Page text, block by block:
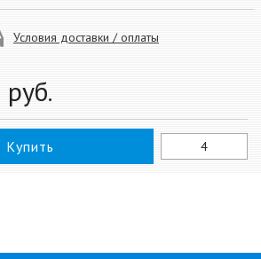
Условия доставки / оплаты
руб.
Купить